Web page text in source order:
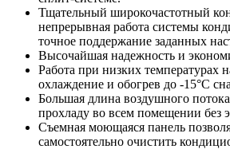
Тщательный широкочастотный
непрерывная работа системы
точное поддержание заданных
Высочайшая надежность и
Работа при низких температурах
охлаждение и обогрев до -15°С
Большая длина воздушного
прохладу во всем помещении без
Съемная моющаяся панель
самостоятельно очистить